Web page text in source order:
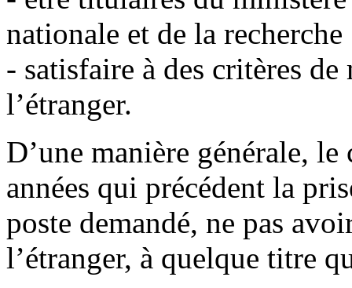
nationale et de la recherche
- satisfaire à des critères
l’étranger.
D’une manière générale,
années qui précédent la
poste demandé, ne pas
l’étranger, à quelque titre